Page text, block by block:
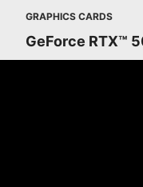
GRAPHICS CARDS
GeForce RTX™